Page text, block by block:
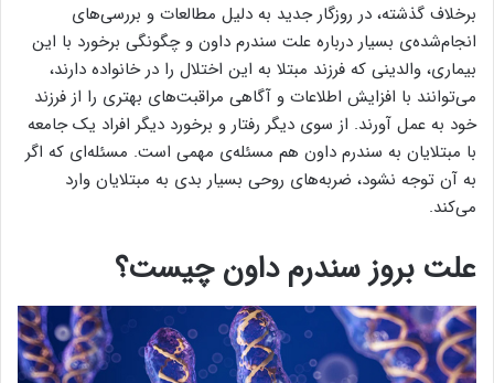
برخلاف گذشته، در روزگار جدید به دلیل مطالعات و بررسی‌های
انجام‌شده‌ی بسیار درباره علت سندرم داون و چگونگی برخورد با این
بیماری، والدینی که فرزند مبتلا به این اختلال را در خانواده دارند،
می‌توانند با افزایش اطلاعات و آگاهی مراقبت‌های بهتری را از فرزند
خود به عمل آورند. از سوی دیگر رفتار و برخورد دیگر افراد یک جامعه
با مبتلایان به سندرم داون هم مسئله‌ی مهمی است. مسئله‌ای که اگر
به آن توجه نشود، ضربه‌های روحی بسیار بدی به مبتلایان وارد
می‌کند.
علت بروز سندرم داون چیست؟